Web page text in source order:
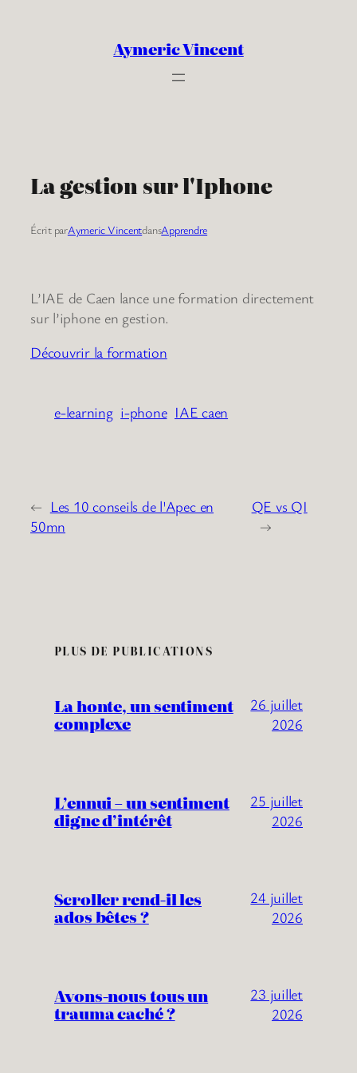
Aymeric Vincent
La gestion sur l'Iphone
Écrit parAymeric VincentdansApprendre
L’IAE de Caen lance une formation directement
sur l’iphone en gestion.
Découvrir la formation
e-learning i-phone IAE caen
← Les 10 conseils de l'Apec en
50mn
QE vs QI
→
PLUS DE PUBLICATIONS
La honte, un sentiment
complexe
26 juillet
2026
L’ennui – un sentiment
digne d’intérêt
25 juillet
2026
Scroller rend-il les
ados bêtes ?
24 juillet
2026
Avons-nous tous un
trauma caché ?
23 juillet
2026